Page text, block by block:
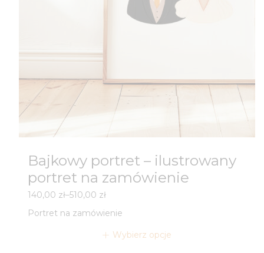
Bajkowy portret – ilustrowany
portret na zamówienie
140,00 zł–510,00 zł
Zakres
od
Portret na zamówienie
Wybierz opcje